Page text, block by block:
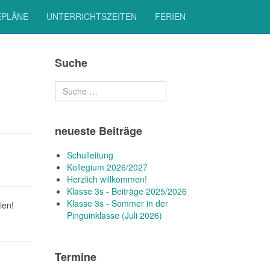
UNTERRICHTSZEITEN FERIEN
Suche
Suchen
neueste Beiträge
Schulleitung
Kollegium 2026/2027
Herzlich willkommen!
Klasse 3s - Beiträge 2025/2026
Klasse 3s - Sommer in der
Pinguinklasse (Juli 2026)
Termine